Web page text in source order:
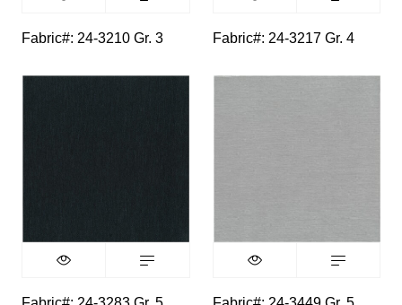
Fabric#: 24-3210 Gr. 3 Fabric#: 24-3217 Gr. 4